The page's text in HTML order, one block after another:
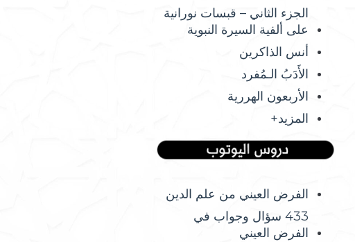
الجزء الثاني – قبسات نورانية
على ألفية السيرة النبوية
أنس الذاكرين
الأَدَبُ الـمُفرد
الأربعون الهررية
المزيد+
الفرض العيني من علم الدين
433 سؤال وجواب في
الفرض العيني